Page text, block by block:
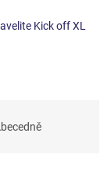
Kick off XL